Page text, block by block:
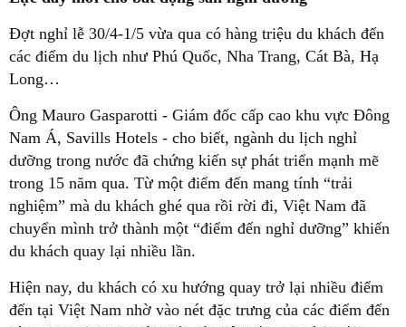
Đợt nghỉ lễ 30/4-1/5 vừa qua có hàng triệu du khách đến
các điểm du lịch như Phú Quốc, Nha Trang, Cát Bà, Hạ
Long…
Ông Mauro Gasparotti - Giám đốc cấp cao khu vực Đông
Nam Á, Savills Hotels - cho biết, ngành du lịch nghỉ
dưỡng trong nước đã chứng kiến sự phát triển mạnh mẽ
trong 15 năm qua. Từ một điểm đến mang tính “trải
nghiệm” mà du khách ghé qua rồi rời đi, Việt Nam đã
chuyển mình trở thành một “điểm đến nghỉ dưỡng” khiến
du khách quay lại nhiều lần.
Hiện nay, du khách có xu hướng quay trở lại nhiều điểm
đến tại Việt Nam nhờ vào nét đặc trưng của các điểm đến